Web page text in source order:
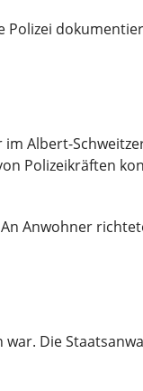
Albert-
Polizeikräften
Anwohner
Die